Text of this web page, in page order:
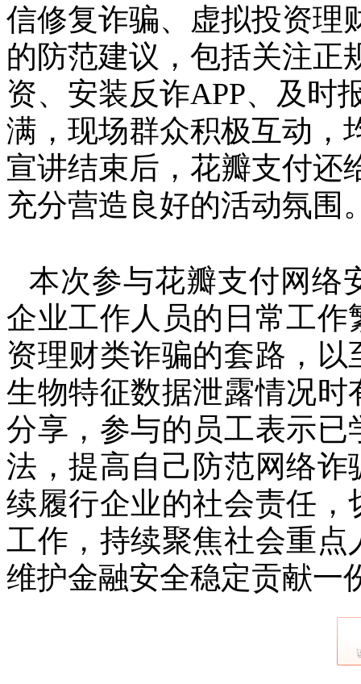
信修复诈骗、虚拟投资理
的防范建议，包括关注正
资、安装反诈APP、及时
满，现场群众积极互动，
宣讲结束后，花瓣支付还
充分营造良好的活动氛围
本次参与花瓣支付网络
企业工作人员的日常工
资理财类诈骗的套路，
生物特征数据泄露情况
分享，参与的员工表示
法，提高自己防范网络
续履行企业的社会责任
工作，持续聚焦社会重
维护金融安全稳定贡献一